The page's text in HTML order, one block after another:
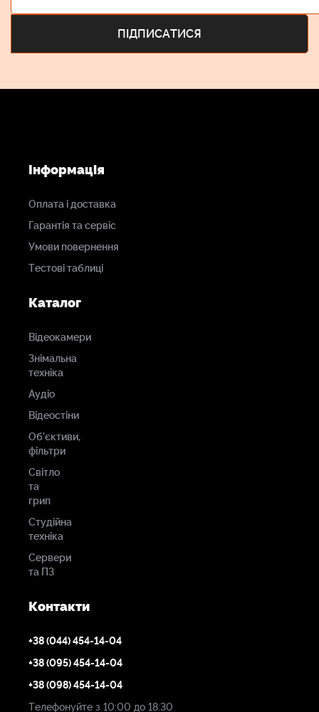
Інформація
Оплата і доставка
Гарантія та сервіс
Умови повернення
Тестові таблиці
Каталог
Відеокамери
Знімальна
техніка
Аудіо
Відеостіни
Об'єктиви,
фільтри
Світло
та
грип
Студійна
техніка
Сервери
та ПЗ
Контакти
+38 (044) 454-14-04
+38 (095) 454-14-04
+38 (098) 454-14-04
Телефонуйте з 10:00 до 18:30